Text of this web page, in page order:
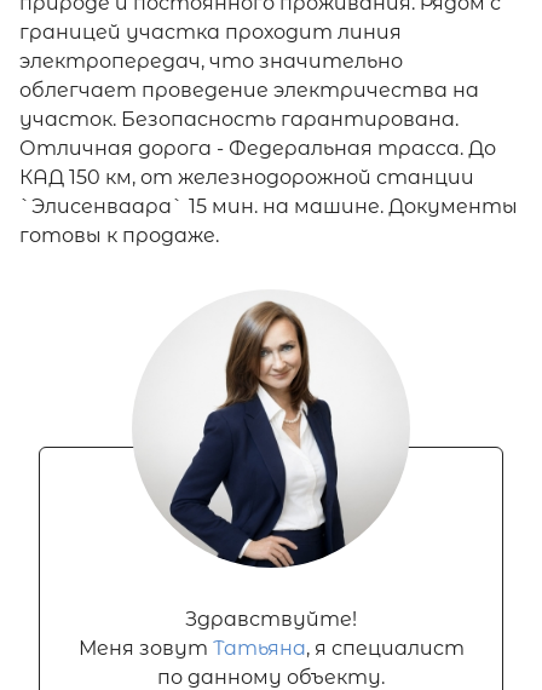
границей участка проходит линия
электропередач, что значительно
облегчает проведение электричества на
участок. Безопасность гарантирована.
Отличная дорога - Федеральная трасса. До
КАД 150 км, от железнодорожной станции
`Элисенваара` 15 мин. на машине. Документы
готовы к продаже.
Здравствуйте!
Меня зовут Татьяна, я специалист
по данному объекту.